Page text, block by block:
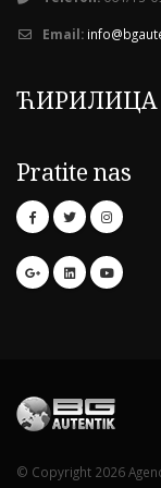
Email:
ЋИРИЛИЦА
Pratite nas
© Copyright 2026